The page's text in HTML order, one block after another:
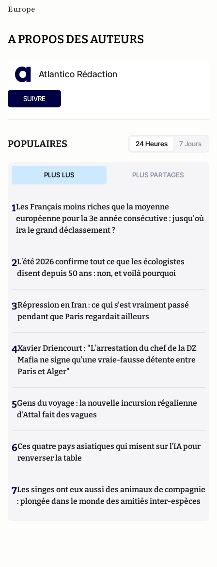
Europe
A PROPOS DES AUTEURS
Atlantico Rédaction
SUIVRE
POPULAIRES 24 Heures 7 Jours
PLUS LUS PLUS PARTAGES
1Les Français moins riches que la moyenne
européenne pour la 3e année consécutive : jusqu'où
ira le grand déclassement ?
2L’été 2026 confirme tout ce que les écologistes
disent depuis 50 ans : non, et voilà pourquoi
3Répression en Iran : ce qui s'est vraiment passé
pendant que Paris regardait ailleurs
4Xavier Driencourt : "L’arrestation du chef de la DZ
Mafia ne signe qu’une vraie-fausse détente entre
Paris et Alger"
5Gens du voyage : la nouvelle incursion régalienne
d'Attal fait des vagues
6Ces quatre pays asiatiques qui misent sur l’IA pour
renverser la table
7Les singes ont eux aussi des animaux de compagnie
: plongée dans le monde des amitiés inter-espèces